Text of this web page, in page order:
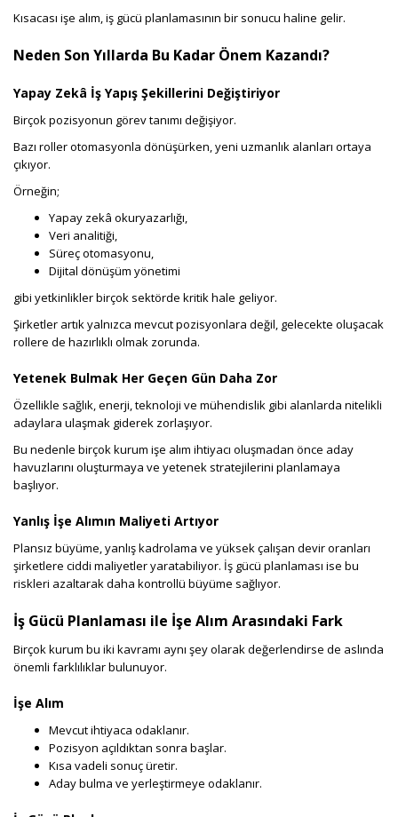
Kısacası işe alım, iş gücü planlamasının bir sonucu haline gelir.
Neden Son Yıllarda Bu Kadar Önem Kazandı?
Yapay Zekâ İş Yapış Şekillerini Değiştiriyor
Birçok pozisyonun görev tanımı değişiyor.
Bazı roller otomasyonla dönüşürken, yeni uzmanlık alanları ortaya
çıkıyor.
Örneğin;
Yapay zekâ okuryazarlığı,
Veri analitiği,
Süreç otomasyonu,
Dijital dönüşüm yönetimi
gibi yetkinlikler birçok sektörde kritik hale geliyor.
Şirketler artık yalnızca mevcut pozisyonlara değil, gelecekte oluşacak
rollere de hazırlıklı olmak zorunda.
Yetenek Bulmak Her Geçen Gün Daha Zor
Özellikle sağlık, enerji, teknoloji ve mühendislik gibi alanlarda nitelikli
adaylara ulaşmak giderek zorlaşıyor.
Bu nedenle birçok kurum işe alım ihtiyacı oluşmadan önce aday
havuzlarını oluşturmaya ve yetenek stratejilerini planlamaya
başlıyor.
Yanlış İşe Alımın Maliyeti Artıyor
Plansız büyüme, yanlış kadrolama ve yüksek çalışan devir oranları
şirketlere ciddi maliyetler yaratabiliyor. İş gücü planlaması ise bu
riskleri azaltarak daha kontrollü büyüme sağlıyor.
İş Gücü Planlaması ile İşe Alım Arasındaki Fark
Birçok kurum bu iki kavramı aynı şey olarak değerlendirse de aslında
önemli farklılıklar bulunuyor.
İşe Alım
Mevcut ihtiyaca odaklanır.
Pozisyon açıldıktan sonra başlar.
Kısa vadeli sonuç üretir.
Aday bulma ve yerleştirmeye odaklanır.